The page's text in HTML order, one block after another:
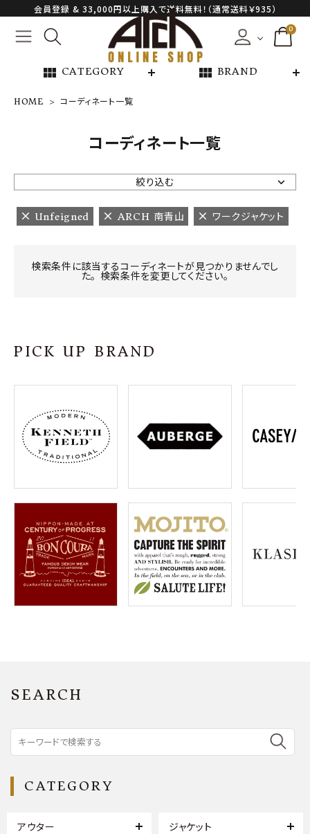
会員登録 & 33,000円以上購入で送料無料！（通常送料￥935）
0
view_module CATEGORY view_module BRAND
NEW ARRIVAL
ARCH EXCLUSIVE
BRAND
INFORMATION
ご利用ガイド
プライバシーポリシー
特定商取引法について
お問い合わせ
OFFICIAL WEB SITE
ACCOUNT MENU
ようこそ ゲスト 様
meeting_room ログイン 会員登録
HOME コーディネート一覧
コーディネート一覧
絞り込む
Unfeigned ARCH 南青山 ワークジャケット
検索条件に該当するコーディネートが見つかりませんでし
た。 検索条件を変更してください。
PICK UP BRAND
SEARCH
CATEGORY
アウター ジャケット